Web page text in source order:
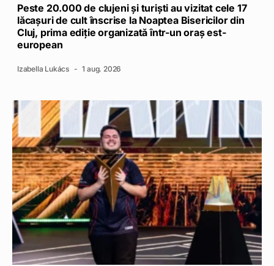
Peste 20.000 de clujeni și turiști au vizitat cele 17
lăcașuri de cult înscrise la Noaptea Bisericilor din
Cluj, prima ediție organizată într-un oraș est-
european
Izabella Lukács 1 aug. 2026